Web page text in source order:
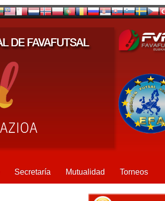
Secretaría Mutualidad Torneos